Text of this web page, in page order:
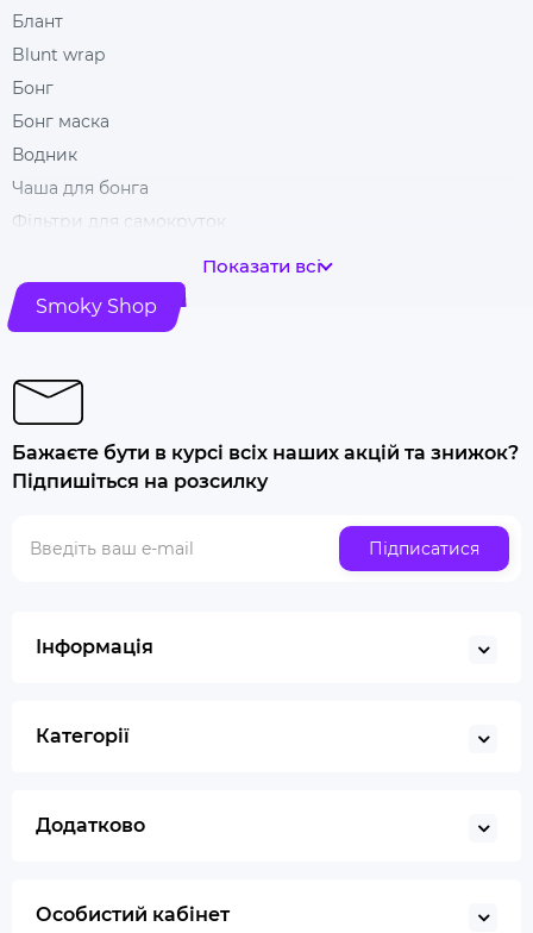
Блант
Blunt wrap
Бонг
Бонг маска
Водник
Чаша для бонга
Фільтри для самокруток
Гріндери
Ковпак для куріння
Купити папір для самокруток
Попільничка
Купити люльку для куріння
Люлька для куріння набір
Купити ювелірні ваги
Гільйотина для сигар
Показати всі
Smoky Shop
Бажаєте бути в курсі всіх наших акцій та знижок?
Підпишіться на розсилку
Підписатися
Інформація
Категорії
Додатково
Особистий кабінет